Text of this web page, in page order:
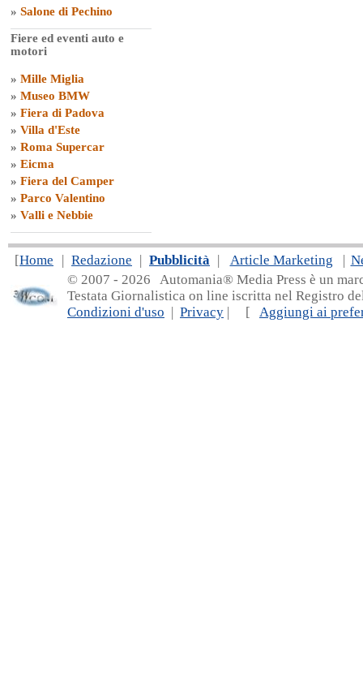
» Salone di Pechino
Fiere ed eventi auto e
motori
» Mille Miglia
» Museo BMW
» Fiera di Padova
» Villa d'Este
» Roma Supercar
» Eicma
» Fiera del Camper
» Parco Valentino
» Valli e Nebbie
[Home | Redazione | Pubblicità | Article Marketing |
© 2007 - 2026 Automania® Media Press è un
Testata Giornalistica on line iscritta nel Registro
Condizioni d'uso | Privacy | [ Aggiungi ai